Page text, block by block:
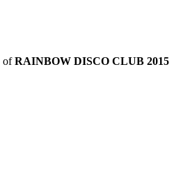
ofRAINBOW DISCO CLUB 2015